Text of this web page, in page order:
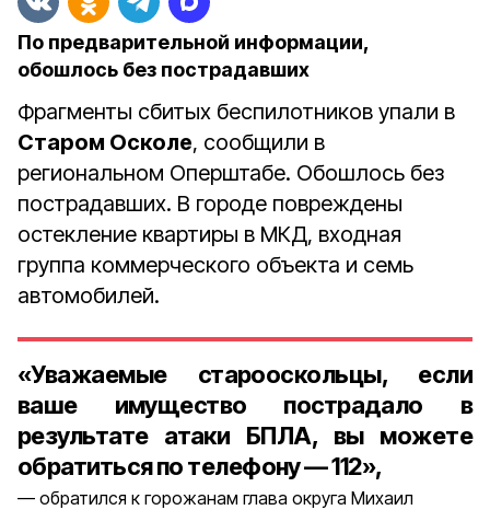
По предварительной информации,
обошлось без пострадавших
Фрагменты сбитых беспилотников упали в
Старом Осколе, сообщили в
региональном Оперштабе. Обошлось без
пострадавших. В городе повреждены
остекление квартиры в МКД, входная
группа коммерческого объекта и семь
автомобилей.
«Уважаемые старооскольцы, если
ваше имущество пострадало в
результате атаки БПЛА, вы можете
обратиться по телефону — 112»,
обратился к горожанам глава округа Михаил